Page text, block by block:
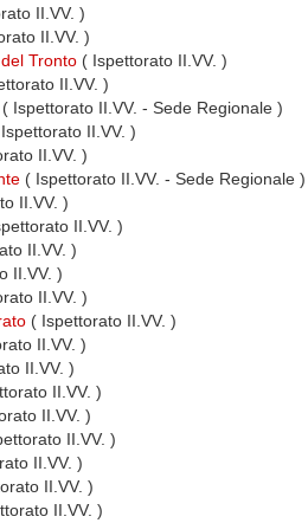
II.VV. )
II.VV. )
Tronto ( Ispettorato II.VV. )
II.VV. )
( Ispettorato II.VV. - Sede Regionale )
II.VV. )
II.VV. )
( Ispettorato II.VV. - Sede Regionale )
II.VV. )
II.VV. )
II.VV. )
II.VV. )
II.VV. )
( Ispettorato II.VV. )
II.VV. )
II.VV. )
II.VV. )
II.VV. )
II.VV. )
II.VV. )
II.VV. )
II.VV. )